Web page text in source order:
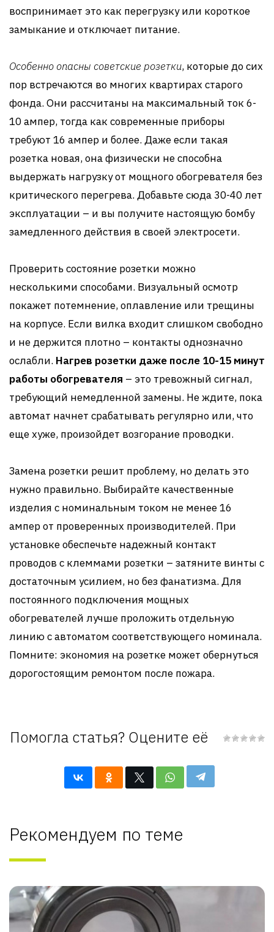
воспринимает это как перегрузку или короткое
замыкание и отключает питание.
Особенно опасны советские розетки, которые до сих
пор встречаются во многих квартирах старого
фонда. Они рассчитаны на максимальный ток 6-
10 ампер, тогда как современные приборы
требуют 16 ампер и более. Даже если такая
розетка новая, она физически не способна
выдержать нагрузку от мощного обогревателя без
критического перегрева. Добавьте сюда 30-40 лет
эксплуатации – и вы получите настоящую бомбу
замедленного действия в своей электросети.
Проверить состояние розетки можно
несколькими способами. Визуальный осмотр
покажет потемнение, оплавление или трещины
на корпусе. Если вилка входит слишком свободно
и не держится плотно – контакты однозначно
ослабли. Нагрев розетки даже после 10-15 минут
работы обогревателя – это тревожный сигнал,
требующий немедленной замены. Не ждите, пока
автомат начнет срабатывать регулярно или, что
еще хуже, произойдет возгорание проводки.
Замена розетки решит проблему, но делать это
нужно правильно. Выбирайте качественные
изделия с номинальным током не менее 16
ампер от проверенных производителей. При
установке обеспечьте надежный контакт
проводов с клеммами розетки – затяните винты с
достаточным усилием, но без фанатизма. Для
постоянного подключения мощных
обогревателей лучше проложить отдельную
линию с автоматом соответствующего номинала.
Помните: экономия на розетке может обернуться
дорогостоящим ремонтом после пожара.
Помогла статья? Оцените её
Рекомендуем по теме